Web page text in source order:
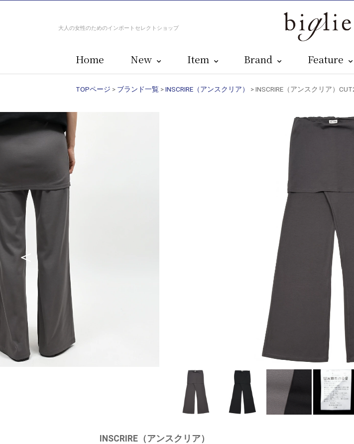
大人の女性のためのインポートセレクトショップ
Home New Item Brand Feature
TOPページ > ブランド一覧 >INSCRIRE（アンスクリア） > INSCRIRE（アンスクリア）
INSCRIRE（アンスクリア）